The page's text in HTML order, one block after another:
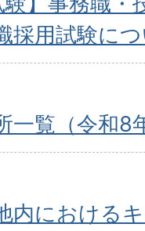
採用試験に
一覧（令和8
内における